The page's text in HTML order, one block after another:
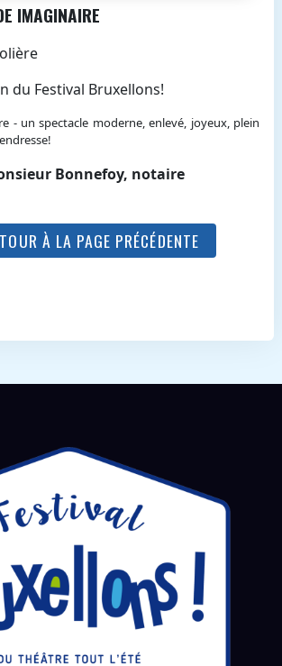
IMAGINAIRE
du Festival Bruxellons!
- un spectacle moderne, enlevé, joyeux, plein
Bonnefoy, notaire
À LA PAGE PRÉCÉDENTE